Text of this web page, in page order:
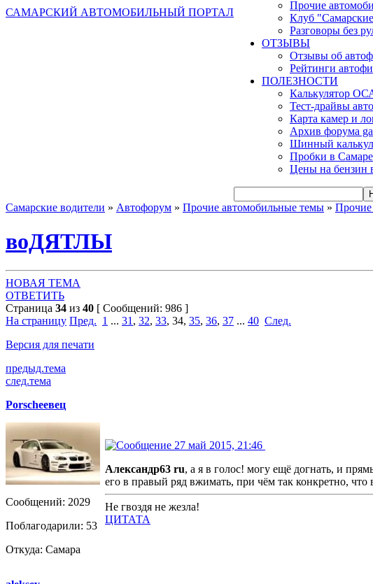
САМАРСКИЙ АВТОМОБИЛЬНЫЙ ПОРТАЛ
Прочие
Клуб
Разговоры без
ОТЗЫВЫ
Отзывы об
Рейтинги
ПОЛЕЗНОСТИ
Калькулятор
Тест-драйвы
Карта камер и
Архив форума
Шинный
Пробки в Самаре
Цены на бензин
Самарские водители » Автофорум » Прочие автомобильные темы » Прочие
воДЯТЛЫ
НОВАЯ ТЕМА
ОТВЕТИТЬ
Страница 34 из 40 [ Сообщений: 986 ]
На страницу Пред. 1 ... 31 , 32, 33, 34, 35, 36, 37 ... 40 След.
Версия для печати
предыд.тема
след.тема
Porscheeвец
Сообщений: 2029
Поблагодарили: 53
Откуда: Самара
27 май 2015, 21:46
Александр63 ru, а я в голос! могу ещё догнать, и
его в правый ряд вжимать, при чём так конкретно,
Не гвоздя не жезла!
ЦИТАТА